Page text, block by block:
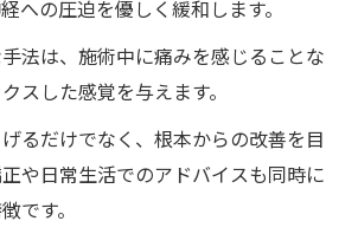
ボディの整体法が日常生活に与え
ィの新しい整体法坐骨神経痛を30
理由
への圧迫を優しく緩和します。
法は、施術中に痛みを感じることな
スした感覚を与えます。
るだけでなく、根本からの改善を目
や日常生活でのアドバイスも同時に
です。